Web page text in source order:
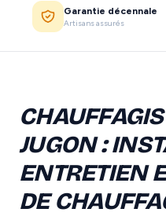
Garantie décennale
Artisans assurés
JUGON :
ENTRETIEN
DE